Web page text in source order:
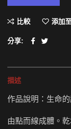
比較 添加
分享
描述
作品說明：生命
由點而線成體。